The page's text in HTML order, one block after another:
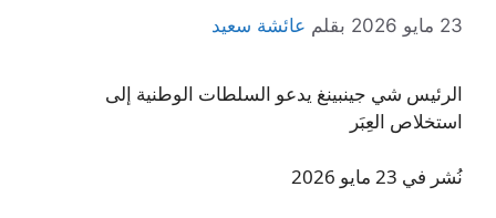
23 مايو 2026 بقلم عائشة سعيد
الرئيس شي جينبينغ يدعو السلطات الوطنية إلى
استخلاص العِبَر
نُشر في 23 مايو 2026